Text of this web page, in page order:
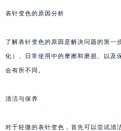
表针变色的原因分析
了解表针变色的原因是解决问题的第一
化）、日常使用中的摩擦和磨损、以及
会有所不同。
清洁与保养
对于轻微的表针变色，首先可以尝试清